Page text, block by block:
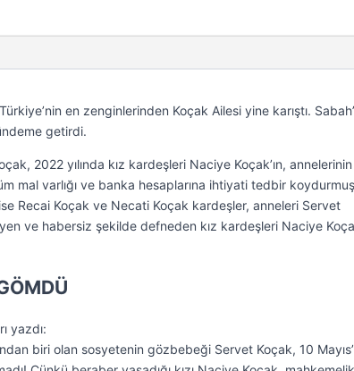
en zenginlerinden Koçak Ailesi yine karıştı.
getirdi.
2022 yılında kız kardeşleri Naciye Koçak’ın, annelerinin
mal varlığı ve banka hesaplarına ihtiyati tedbir
Recai Koçak ve Necati Koçak kardeşler, anneleri Servet
ve habersiz şekilde defneden kız kardeşleri Naciye
yazdı:
biri olan sosyetenin gözbebeği Servet Koçak, 10